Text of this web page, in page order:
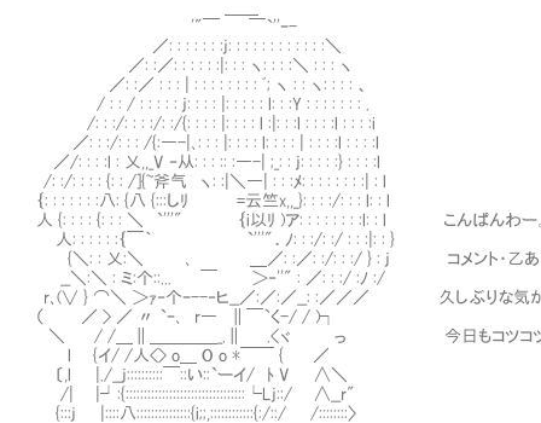
'"￣ ￣`''ｰ-
／: : : : : : :j: : : : : : : : : : : :＼
／: :／: : : : : :|: : : ヽ: : : :＼ : : : ヽ
／: :／ : : : | : : : : : : : : ﾞ; ヽ : : ヽ: : : : 、
/ : : / : : : : : j: : : : |: : : : : l: : :Y : : : : : : : .
/: : :/: : : :/: :/{: : : : |: : : : l :|: : :l : : : :l : : : :i
／: : :/: : : /{:―-|､: : : |: : : : l: : : : | : : : :l : : : :l
／/: : : :l : 乂,,_V ‐从: : : :: :―-| ;_: : j: : : : :} : : : :l
/: :/: : : : {: : /]{~斧气 ヽ: :|＼―| : : :ﾒ: : : : : : : :| : l
｛: : : : : : :八: {八 {:::しﾘ =云竺x,,_}: : : :/: : : l: : l
人 {: : : : {: : : ＼ `'''" ｛i以ﾘ )ア: : : : : : : :l: : l こんぱんわー
人: : : : : :｛￣｀ `'''"．ﾉ: : :/: :/ : : :|: : }
{＼: : 乂:＼ ､ ＿／: :／: :/: : :/ } : j コメント・乙ありが
__＼:＼ : ミ:个::... ￣ ＞‐''" : ／: : :/ :ﾉ :/
r､(∨ } ⌒＼ ＞ｧ‐个ｰ--‐ヒ__／:／:／__: :／／／ 久しぶりな気が
（ ／ > ／ 〃 `ｰ､ r― ∥￣`く-/ / )┐
＼ / /＿∥＿＿＿＿_.∥ .<ヾ っ 今日もコツコツ六話の
l {イ/ /人<> o＿ O o *￣￣ { ／
〔,l |./__j::::::::::￣::い::`ーイ/ ﾄ V ∧＼
/| |┘:{:::::::::::::::::::::::::::::::::└Lj::/ ∧__r"
{:::j |::::八:::::::::::::::{i;;,::::::::::::{:/::/ /::::::::〉